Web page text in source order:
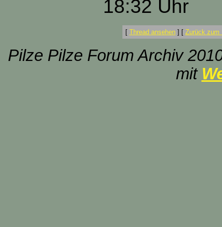
18:32 Uhr
[ Thread ansehen ] [ Zurück zum
Pilze Pilze Forum Archiv
mit